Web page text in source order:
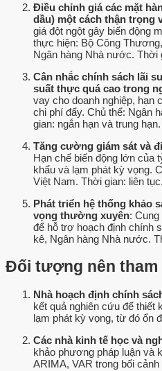
Điều chỉnh giá các mặt
dầu) một cách thận trọng
giá đột ngột gây biến động
thực hiện: Bộ Công
Ngân hàng Nhà nước. Thời
Cân nhắc chính sách lãi
suất thực quá cao trong
vay cho doanh nghiệp, hạn
chi phí đẩy. Chủ thể: Ngân
gian: ngắn hạn và trung hạn.
Tăng cường giám sát và
Hạn chế biến động lớn của
khẩu và lạm phát kỳ vọng.
Việt Nam. Thời gian: liên tục.
Phát triển hệ thống khảo
vọng thường xuyên:
để hỗ trợ hoạch định chính
kê, Ngân hàng Nhà nước.
Đối tượng nên tham
Nhà hoạch định chính
kết quả nghiên cứu để thiết
lạm phát kỳ vọng, từ đó ổn
Các nhà kinh tế học và
khảo phương pháp luận và
ARIMA, VAR trong bối